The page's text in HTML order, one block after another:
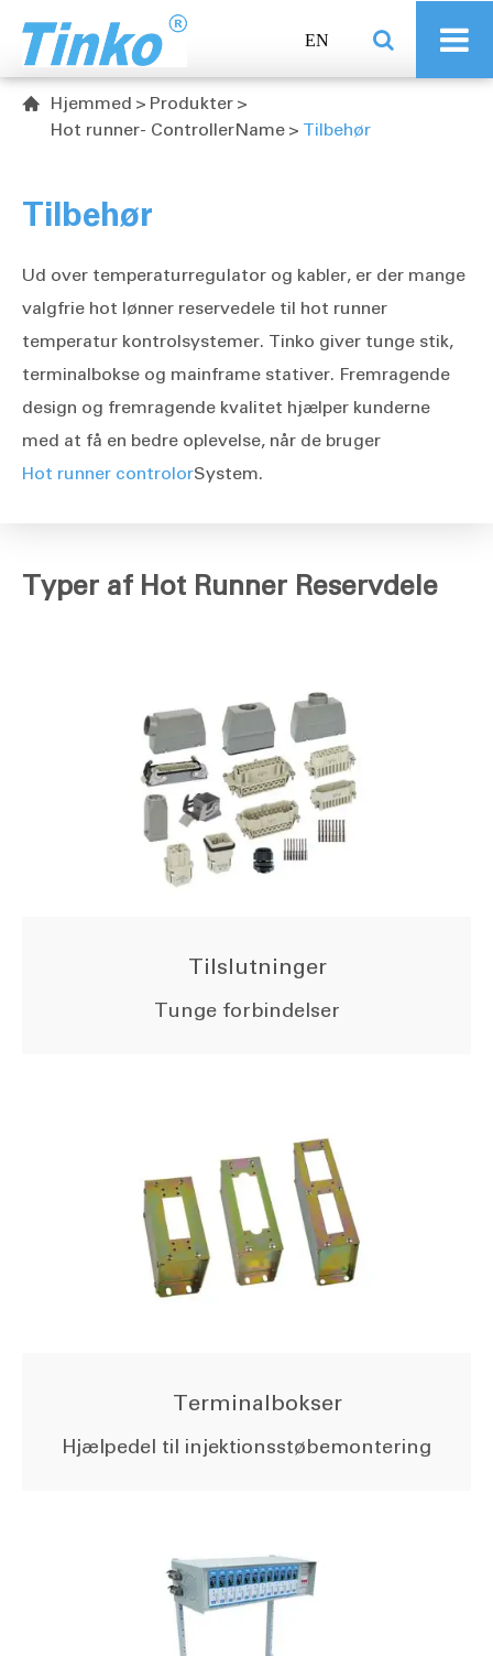
EN
 Hjemmed
Produkter
Hot runner- ControllerName
Tilbehør
Tilbehør
Ud over temperaturregulator og kabler, er der mange
valgfrie hot lønner reservedele til hot runner
temperatur kontrolsystemer. Tinko giver tunge stik,
terminalbokse og mainframe stativer. Fremragende
design og fremragende kvalitet hjælper kunderne
med at få en bedre oplevelse, når de bruger
Hot runner controlorSystem.
Typer af Hot Runner Reservdele
Tilslutninger
Tunge forbindelser
Terminalbokser
Hjælpedel til injektionsstøbemontering